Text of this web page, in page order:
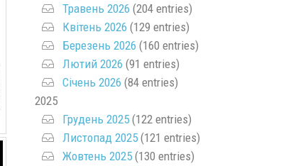
Травень 2026 (204 entries)
Квітень 2026 (129 entries)
Березень 2026 (160 entries)
Лютий 2026 (91 entries)
Січень 2026 (84 entries)
2025
Грудень 2025(122 entries)
Листопад 2025(121 entries)
Жовтень 2025(130 entries)